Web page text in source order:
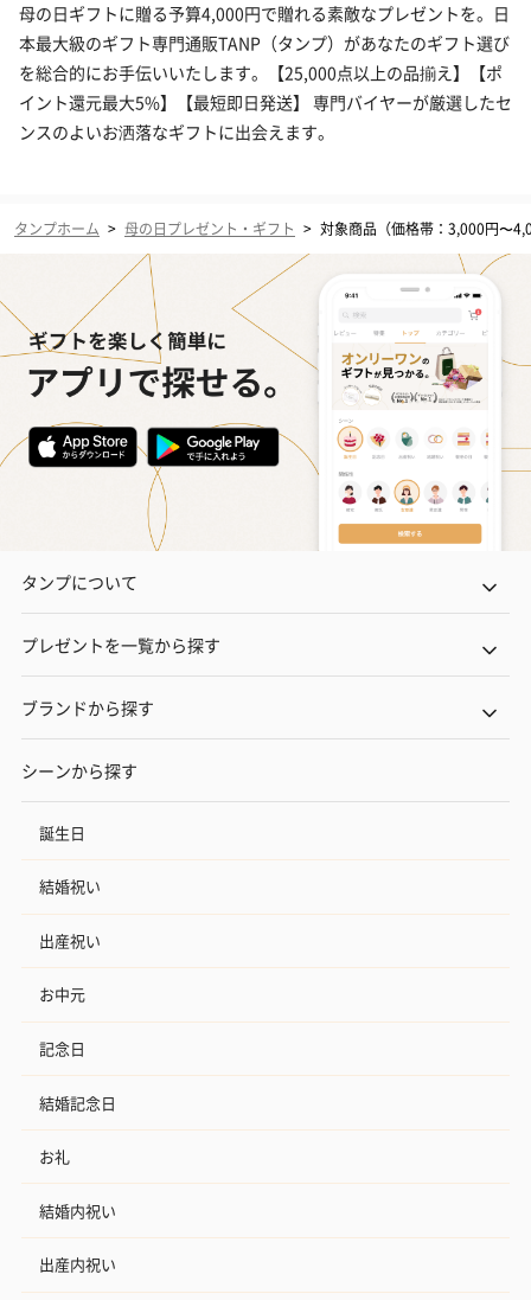
母の日ギフトに贈る予算4,000円で贈れる素敵なプレゼントを。日
本最大級のギフト専門通販TANP（タンプ）があなたのギフト選び
を総合的にお手伝いいたします。【25,000点以上の品揃え】【ポ
イント還元最大5%】【最短即日発送】 専門バイヤーが厳選したセ
ンスのよいお洒落なギフトに出会えます。
タンプホーム > 母の日プレゼント・ギフト > 対象商品（価格帯：3,000円〜
タンプについて
プレゼントを一覧から探す
ブランドから探す
シーンから探す
誕生日
結婚祝い
出産祝い
お中元
記念日
結婚記念日
お礼
結婚内祝い
出産内祝い